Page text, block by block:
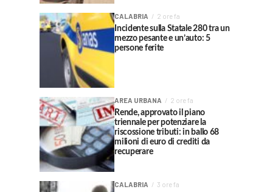
CALABRIA 2 ore fa
Incidente sulla Statale 280 tra un
mezzo pesante e un’auto: 5
persone ferite
AREA URBANA 2 ore fa
Rende, approvato il piano
triennale per potenziare la
riscossione tributi: in ballo 68
milioni di euro di crediti da
recuperare
CALABRIA 3 ore fa